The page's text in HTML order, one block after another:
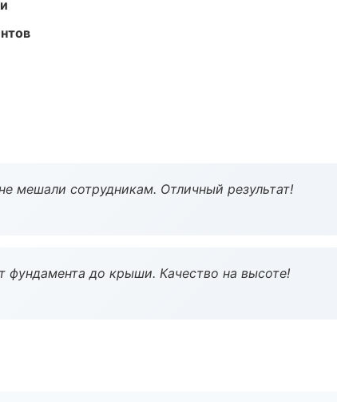
мешали сотрудникам. Отличный результат!
до крыши. Качество на высоте!